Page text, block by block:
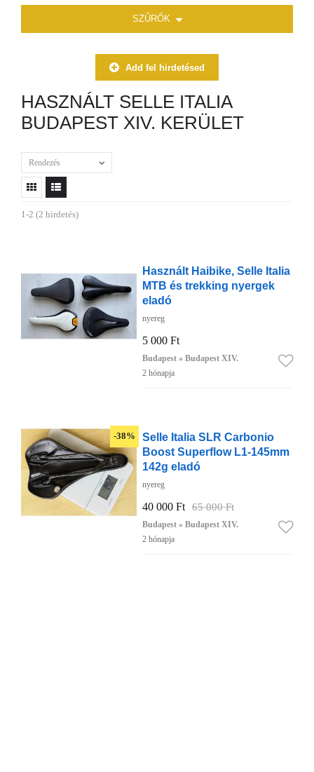
SZŰRŐK
Add fel hirdetésed
HASZNÁLT SELLE ITALIA
BUDAPEST XIV. KERÜLET
Rendezés
1-2 (2 hirdetés)
Használt Haibike, Selle Italia
MTB és trekking nyergek
eladó
nyereg
5 000 Ft
Budapest » Budapest XIV.
2 hónapja
-38%
Selle Italia SLR Carbonio
Boost Superflow L1-145mm
142g eladó
nyereg
40 000 Ft 65 000 Ft
Budapest » Budapest XIV.
2 hónapja